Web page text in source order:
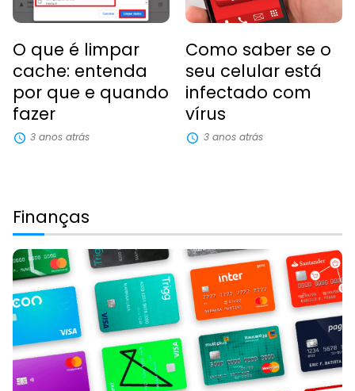
O que é limpar
cache: entenda
por que e quando
fazer
3 anos atrás
Como saber se o
seu celular está
infectado com
vírus
3 anos atrás
Finanças